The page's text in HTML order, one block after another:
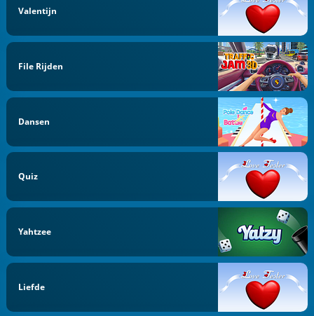
Valentijn
File Rijden
Dansen
Quiz
Yahtzee
Liefde